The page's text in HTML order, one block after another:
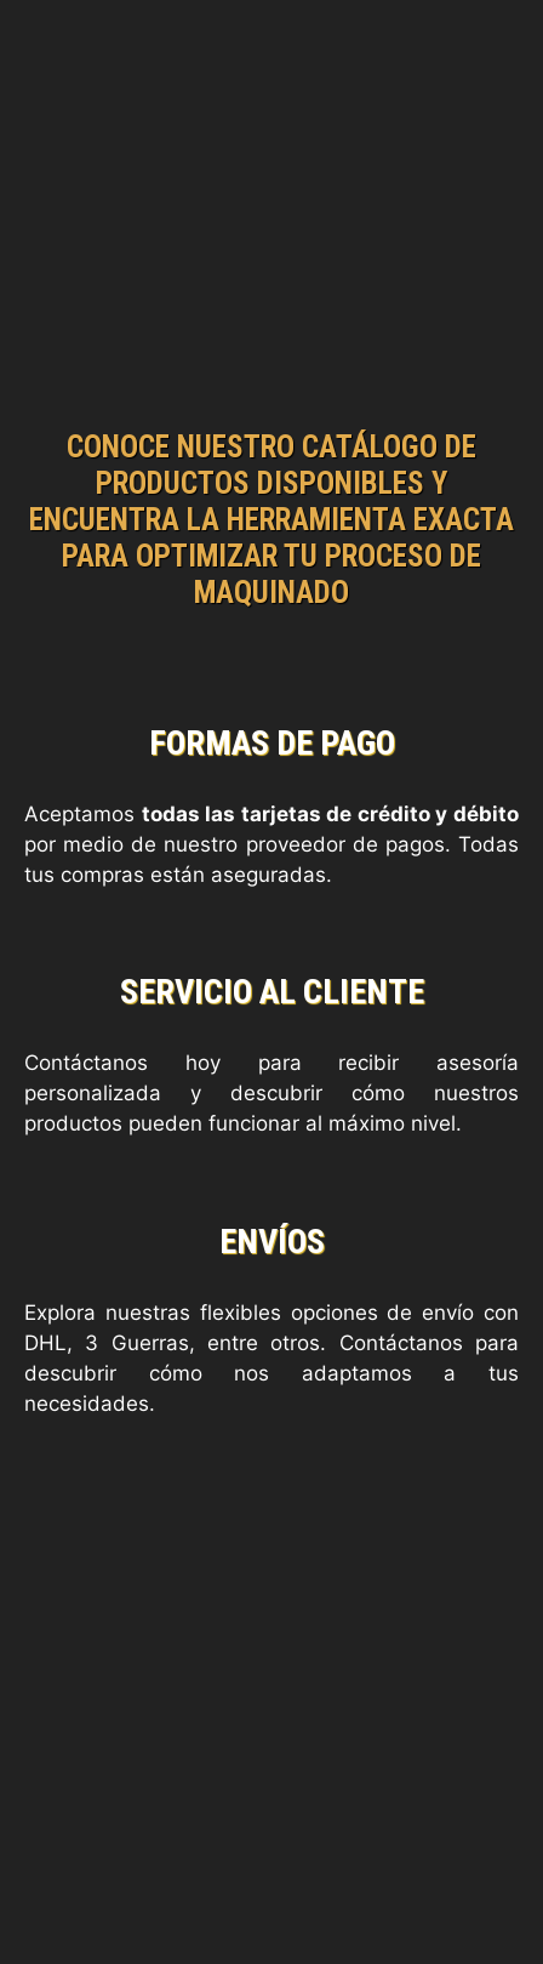
CONOCE NUESTRO CATÁLOGO DE
PRODUCTOS DISPONIBLES Y
ENCUENTRA LA HERRAMIENTA EXACTA
PARA OPTIMIZAR TU PROCESO DE
MAQUINADO
FORMAS DE PAGO
Aceptamos todas las tarjetas de crédito y débito
por medio de nuestro proveedor de pagos. Todas
tus compras están aseguradas.
SERVICIO AL CLIENTE
Contáctanos hoy para recibir asesoría
personalizada y descubrir cómo nuestros
productos pueden funcionar al máximo nivel.
ENVÍOS
Explora nuestras flexibles opciones de envío con
DHL, 3 Guerras, entre otros. Contáctanos para
descubrir cómo nos adaptamos a tus
necesidades.